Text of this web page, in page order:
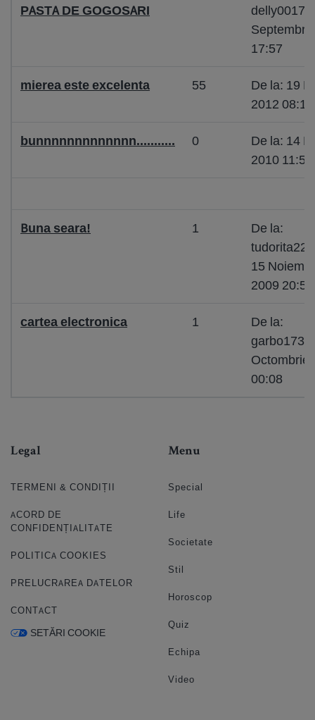
PASTA DE GOGOSARI
17:57
mierea este excelenta 55
De la: 19
2012 08:16
bunnnnnnnnnnnnn........... 0
De la: 14
2010 11:52
Buna seara! 1
De la:
15
2009 20:59
cartea electronica 1
De la:
Octombrie
00:08
Legal
TERMENI & CONDIȚII
ACORD DE
CONFIDENȚIALITATE
POLITICA COOKIES
PRELUCRAREA DATELOR
CONTACT
SETĂRI COOKIE
Menu
Special
Life
Societate
Stil
Horoscop
Quiz
Echipa
Video